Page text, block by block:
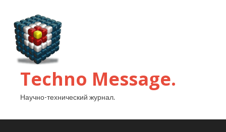
Techno Message.
Научно-технический журнал.